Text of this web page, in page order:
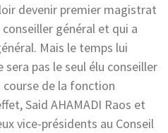
devenir premier magistrat
général et qui a
Mais le temps lui
sera pas le seul élu conseiller
course de la fonction
Said AHAMADI Raos et
vice-présidents au Conseil